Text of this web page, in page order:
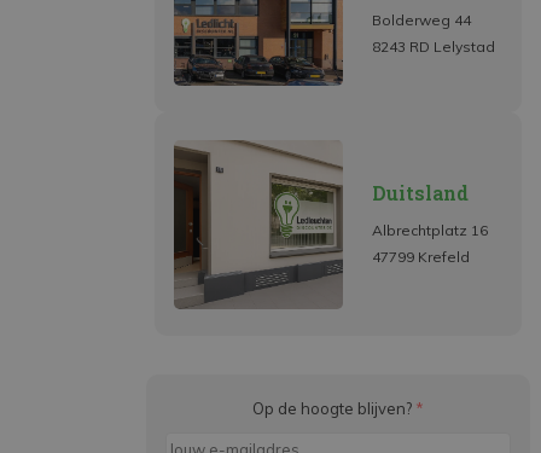
Bolderweg 44
8243 RD Lelystad
Duitsland
Albrechtplatz 16
47799 Krefeld
Op de hoogte blijven? *